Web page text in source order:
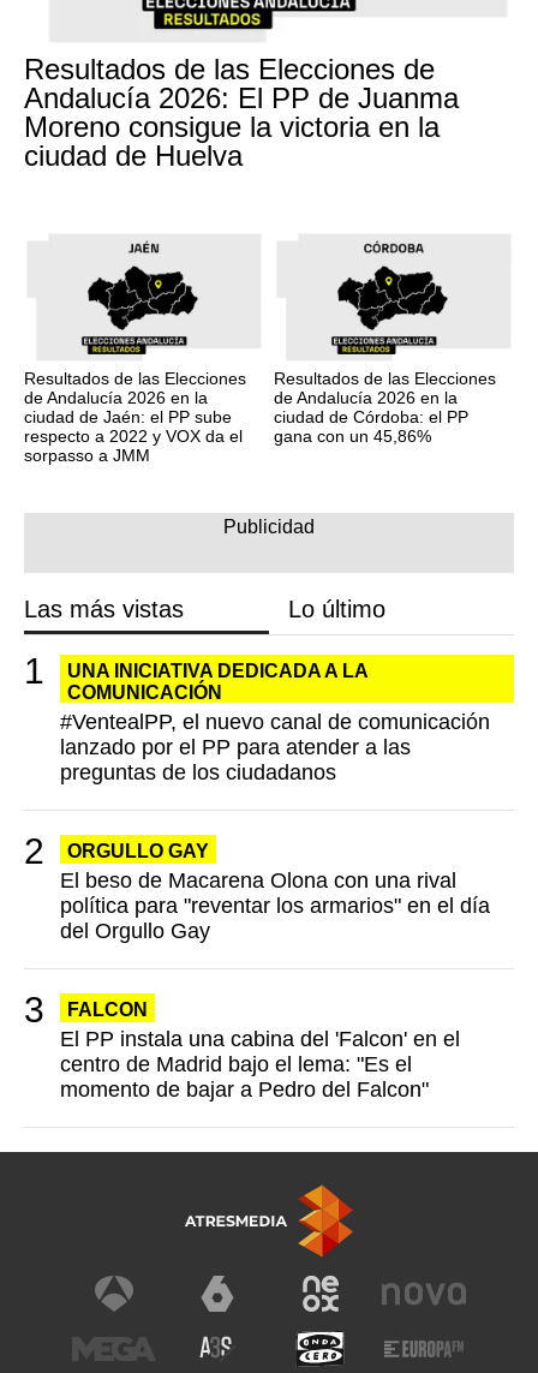
Resultados de las Elecciones de
Andalucía 2026: El PP de Juanma
Moreno consigue la victoria en la
ciudad de Huelva
Resultados de las Elecciones
de Andalucía 2026 en la
ciudad de Jaén: el PP sube
respecto a 2022 y VOX da el
sorpasso a JMM
Resultados de las Elecciones
de Andalucía 2026 en la
ciudad de Córdoba: el PP
gana con un 45,86%
Las más vistas Lo último
UNA INICIATIVA DEDICADA A LA
COMUNICACIÓN
#VentealPP, el nuevo canal de comunicación
lanzado por el PP para atender a las
preguntas de los ciudadanos
ORGULLO GAY
El beso de Macarena Olona con una rival
política para "reventar los armarios" en el día
del Orgullo Gay
FALCON
El PP instala una cabina del 'Falcon' en el
centro de Madrid bajo el lema: "Es el
momento de bajar a Pedro del Falcon"